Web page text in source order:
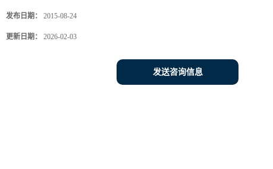
发布日期： 2015-08-24
更新日期： 2026-02-03
发送咨询信息